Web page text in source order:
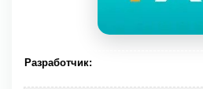
Разработчик: